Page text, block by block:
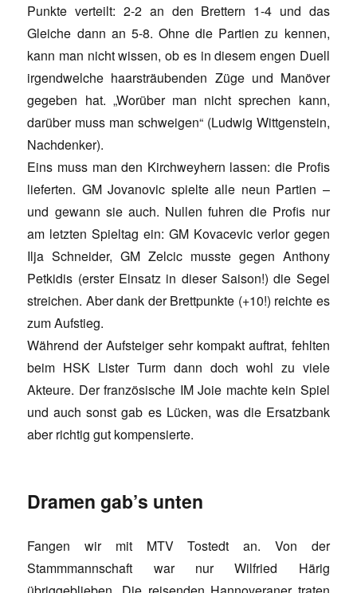
Punkte verteilt: 2-2 an den Brettern 1-4 und das
Gleiche dann an 5-8. Ohne die Partien zu kennen,
kann man nicht wissen, ob es in diesem engen Duell
irgendwelche haarsträubenden Züge und Manöver
gegeben hat. „Worüber man nicht sprechen kann,
darüber muss man schweigen“ (Ludwig Wittgenstein,
Nachdenker).
Eins muss man den Kirchweyhern lassen: die Profis
lieferten. GM Jovanovic spielte alle neun Partien –
und gewann sie auch. Nullen fuhren die Profis nur
am letzten Spieltag ein: GM Kovacevic verlor gegen
Ilja Schneider, GM Zelcic musste gegen Anthony
Petkidis (erster Einsatz in dieser Saison!) die Segel
streichen. Aber dank der Brettpunkte (+10!) reichte es
zum Aufstieg.
Während der Aufsteiger sehr kompakt auftrat, fehlten
beim HSK Lister Turm dann doch wohl zu viele
Akteure. Der französische IM Joie machte kein Spiel
und auch sonst gab es Lücken, was die Ersatzbank
aber richtig gut kompensierte.
Dramen gab’s unten
Fangen wir mit MTV Tostedt an. Von der
Stammmannschaft war nur Wilfried Härig